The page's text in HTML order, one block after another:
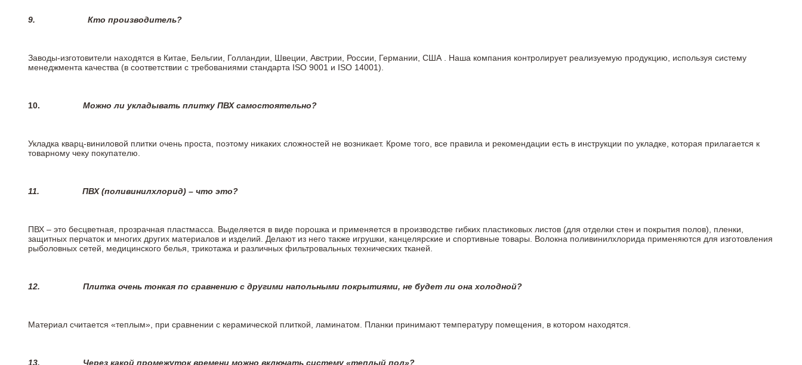
9. Кто производитель?
Заводы-изготовители находятся в Китае, Бельгии, Голландии, Швеции, Австрии, России, Германии, США . Наша компания контролирует реализуемую продукцию, используя систему
менеджмента качества (в соответствии с требованиями стандарта ISO 9001 и ISO 14001).
10. Можно ли укладывать плитку ПВХ самостоятельно?
Укладка кварц-виниловой плитки очень проста, поэтому никаких сложностей не возникает. Кроме того, все правила и рекомендации есть в инструкции по укладке, которая прилагается к
товарному чеку покупателю.
11. ПВХ (поливинилхлорид) – что это?
ПВХ – это бесцветная, прозрачная пластмасса. Выделяется в виде порошка и применяется в производстве гибких пластиковых листов (для отделки стен и покрытия полов), пленки,
защитных перчаток и многих других материалов и изделий. Делают из него также игрушки, канцелярские и спортивные товары. Волокна поливинилхлорида применяются для изготовления
рыболовных сетей, медицинского белья, трикотажа и различных фильтровальных технических тканей.
12. Плитка очень тонкая по сравнению с другими напольными покрытиями, не будет ли она холодной?
Материал считается «теплым», при сравнении с керамической плиткой, ламинатом. Планки принимают температуру помещения, в котором находятся.
13. Через какой промежуток времени можно включать систему «теплый пол»?